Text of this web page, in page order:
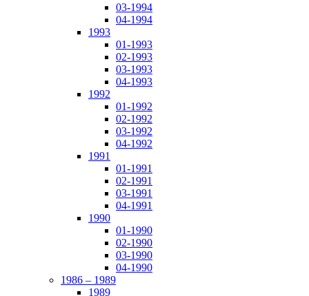
03-1994
04-1994
1993
01-1993
02-1993
03-1993
04-1993
1992
01-1992
02-1992
03-1992
04-1992
1991
01-1991
02-1991
03-1991
04-1991
1990
01-1990
02-1990
03-1990
04-1990
1986 – 1989
1989